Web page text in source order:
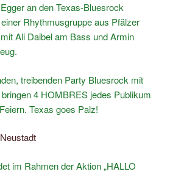
an den Texas-Bluesrock
Rhythmusgruppe aus Pfälzer
Ali Daibel am Bass und Armin
treibenden Party Bluesrock mit
4 HOMBRES jedes Publikum
Texas goes Palz!
im Rahmen der Aktion „HALLO